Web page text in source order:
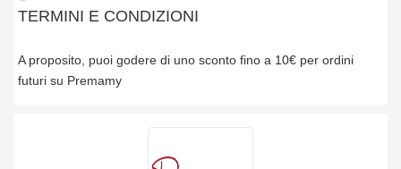
TERMINI E CONDIZIONI
A proposito, puoi godere di uno sconto fino a 10€ per ordini
futuri su Premamy